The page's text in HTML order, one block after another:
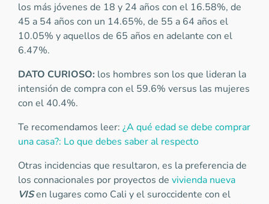
los más jóvenes de 18 y 24 años con el 16.58%, de
45 a 54 años con un 14.65%, de 55 a 64 años el
10.05% y aquellos de 65 años en adelante con el
6.47%.
DATO CURIOSO: los hombres son los que lideran la
intensión de compra con el 59.6% versus las mujeres
con el 40.4%.
Te recomendamos leer: ¿A qué edad se debe comprar
una casa?: Lo que debes saber al respecto
Otras incidencias que resultaron, es la preferencia de
los connacionales por proyectos de vivienda nueva
VISen lugares como Cali y el suroccidente con el